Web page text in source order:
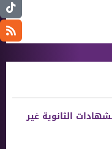
الثانوية ‏غير